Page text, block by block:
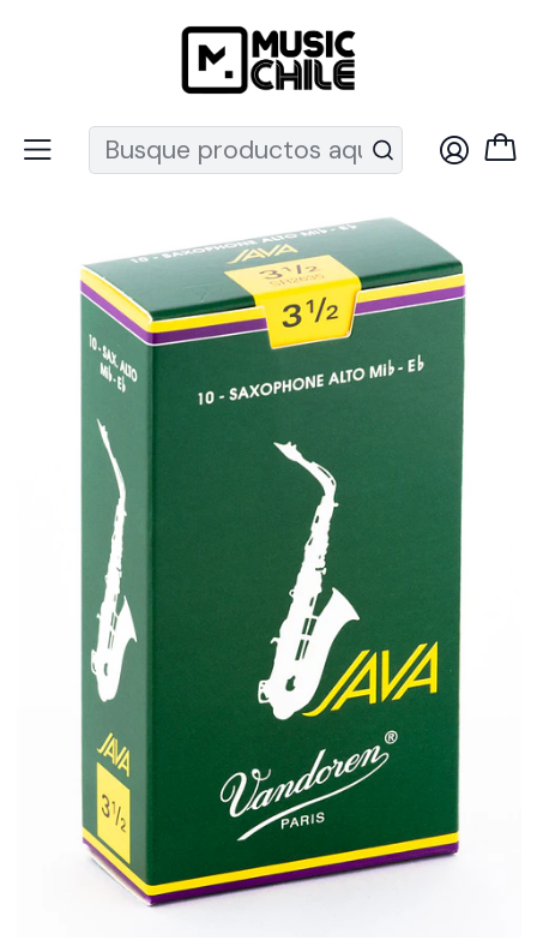
Recuerda que ahora nos puedes encontrar en el MUT
Accesorios Vientos